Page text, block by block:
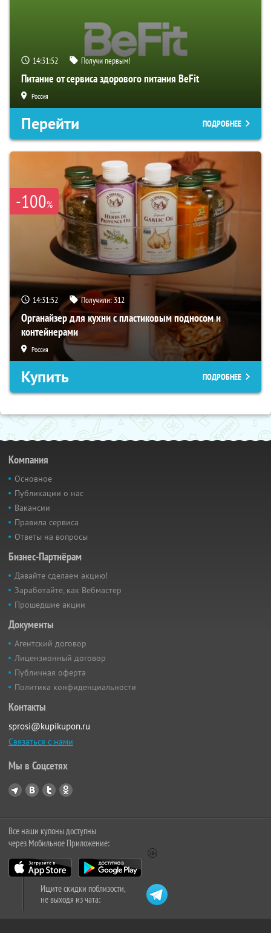
14:31:51 Получи первым!
Питание от сервиса здорового питания BeFit
Россия
Перейти ПОДРОБНЕЕ
-100%
14:31:51 Получили: 312
Органайзер для кухни с пластиковым подносом и
контейнерами
Россия
Купить ПОДРОБНЕЕ
Компания
Основное
Публикации о нас
Вакансии
Правила сервиса
Ответы на вопросы
Бизнес-Партнёрам
Давайте сделаем акцию!
Заработайте, как Вебмастер
Прошедшие акции
Документы
Агентский договор
Лицензионный договор
Публичная оферта
Политика конфиденциальности
Контакты
sprosi@kupikupon.ru
Связаться с нами
Мы в Соцсетях
Все наши купоны доступны
через Мобильное Приложение:
Ищите скидки поблизости,
не выходя из чата: